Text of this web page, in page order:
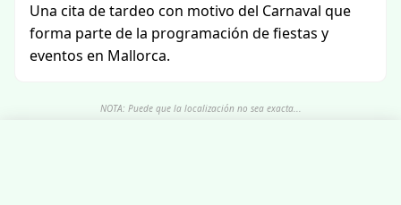
Una cita de tardeo con motivo del Carnaval que
forma parte de la programación de fiestas y
eventos en Mallorca.
NOTA: Puede que la localización no sea exacta...